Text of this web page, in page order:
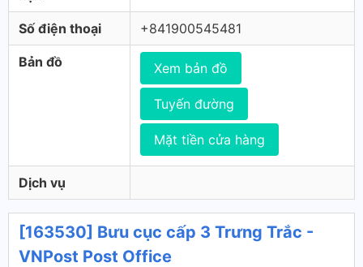
Số điện thoại +841900545481
Bản đồ Xem bản đồ
Tuyến đường
Mặt tiền cửa hàng
Dịch vụ
[163530] Bưu cục cấp 3 Trưng Trắc -
VNPost Post Office